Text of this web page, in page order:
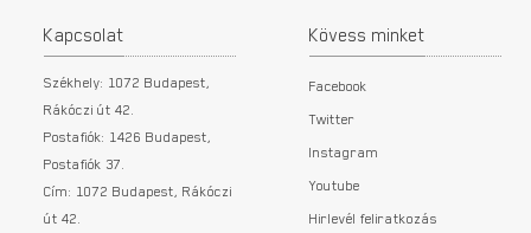
Kapcsolat
Székhely: 1072 Budapest,
Rákóczi út 42.
Postafiók: 1426 Budapest,
Postafiók 37.
Cím: 1072 Budapest, Rákóczi
út 42.
Kövess minket
Facebook
Twitter
Instagram
Youtube
Hirlevél feliratkozás